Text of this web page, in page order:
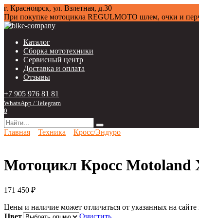
Перейти
к
содержанию
г. Красноярск, ул. Взлетная, д.30
При покупке мотоцикла REGULMOTO шлем, очки и
Каталог
Сборка мототехники
Сервисный центр
Доставка и оплата
Отзывы
+7 905 976 81 81
WhatsApp / Telegram
0
Search
for:
Главная Техника Кросс/Эндуро
Мотоцикл Кросс Motoland
171 450 ₽
Цены и наличие может отличаться от указанных на